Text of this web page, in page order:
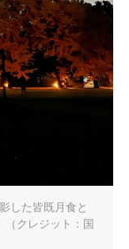
した皆既月食と
（クレジット：国